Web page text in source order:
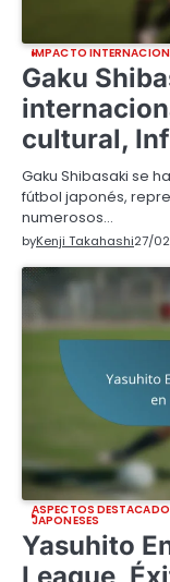
IMPACTO
Gaku
cultural,
Gaku Shibasaki se
fútbol japonés,
numerosos…
byKenji Takahashi27/
ASPECTOS
JAPONESES
Yasuhito